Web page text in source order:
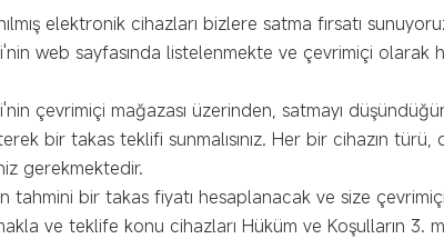
elektronik cihazları bizlere satma fırsatı
web sayfasında listelenmekte ve çevrimiçi olarak
çevrimiçi mağazası üzerinden, satmayı
bir takas teklifi sunmalısınız. Her bir cihazın türü,
gerekmektedir.
tahmini bir takas fiyatı hesaplanacak ve size
ve teklife konu cihazları Hüküm ve Koşulların 3.